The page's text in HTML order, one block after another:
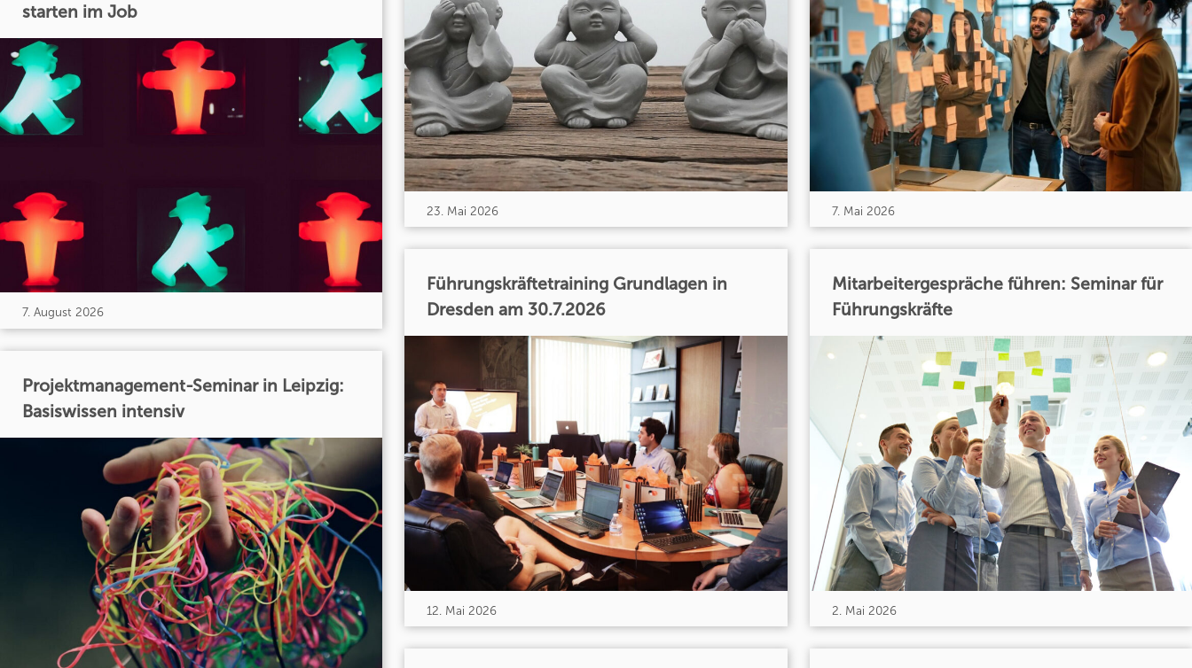
starten im Job
7. August 2026
Projektmanagement-Seminar in Leipzig:
Basiswissen intensiv
23. Mai 2026
Führungskräftetraining Grundlagen in
Dresden am 30.7.2026
12. Mai 2026
7. Mai 2026
Mitarbeitergespräche führen: Seminar für
Führungskräfte
2. Mai 2026